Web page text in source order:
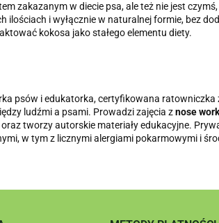
zakazanym w diecie psa, ale też nie jest
ilościach i wyłącznie w naturalnej formie, bez
kokosa jako stałego elementu diety.
psów i edukatorka, certyfikowana
ludźmi a psami. Prowadzi zajęcia znose
tworzy autorskie materiały edukacyjne.
w tym z licznymi alergiami pokarmowymi i